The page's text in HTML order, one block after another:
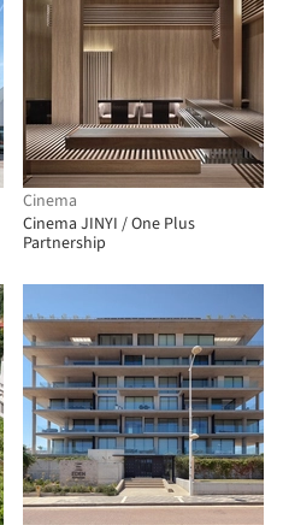
Cinema
Cinema JINYI / One Plus
Partnership